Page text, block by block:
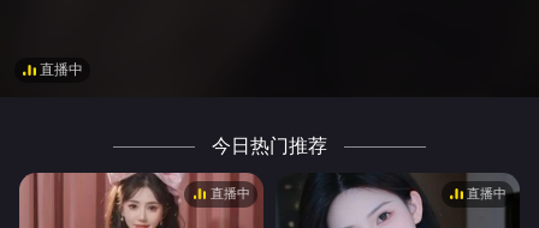
直播中
今日热门推荐
直播中 直播中